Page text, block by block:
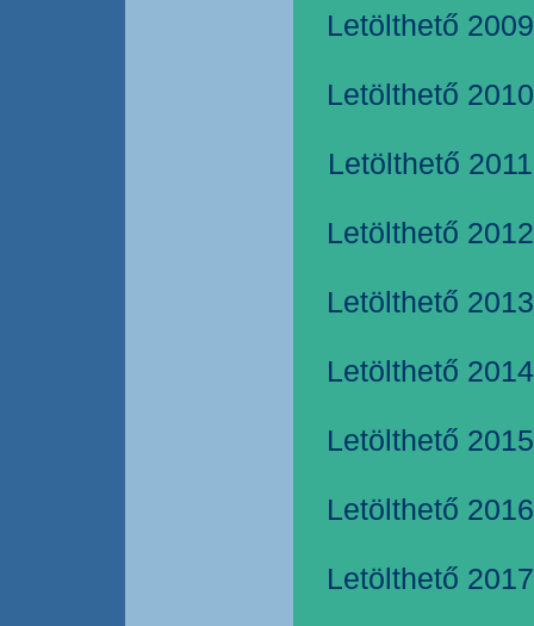
Letölthető
Letölthető
Letölthető
Letölthető
Letölthető
Letölthető
Letölthető
Letölthető
Letölthető